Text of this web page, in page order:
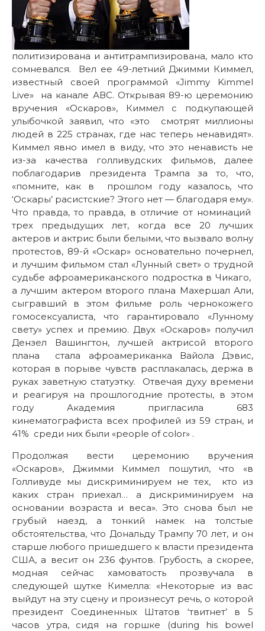
политизирована и антитрампизирована, мало кто
сомневался. Вел ее 49-летний Джимми Киммел,
известный своей программой «Jimmy Kimmel
Live» на канале АВС. Открывая 89-ю церемонию
вручения «Оскаров», Киммел с подкупающей
улыбочкой заявил, что «это смотрят миллионы
людей в 225 странах, где нас теперь ненавидят».
Киммел явно имел в виду, что это ненависть не
из-за качества голливудских фильмов, далее
поблагодарив президента Трампа за то, что,
«помните, как в прошлом году казалось, что
‘Оскары’ расистские? Этого нет — благодаря ему».
Что правда, то правда, в отличие от номинаций
трех предыдущих лет, когда все 20 лучших
актеров и актрис были белыми, что вызвало волну
протестов, 89-й «Оскар» основательно почернел,
и лучшим фильмом стал «Лунный свет» о трудной
судьбе афроамериканского подростка в Чикаго,
а лучшим актером второго плана Махершал Али,
сыгравший в этом фильме роль чернокожего
гомосексуалиста, что гарантировало «Лунному
свету» успех и премию. Двух «Оскаров» получил
Дензел Вашингтон, лучшей актрисой второго
плана стала афроамериканка Вайола Дэвис,
которая в порыве чувств расплакалась, держа в
руках заветную статуэтку. Отвечая духу времени
и реагируя на прошлогодние протесты, в этом
году Академия пригласила 683
кинематографиста всех профилей из 59 стран, и
41% среди них были «people of color» .
Продолжая вести церемонию вручения
«Оскаров», Джимми Киммел пошутил, что «в
Голливуде мы дискриминируем не тех, кто из
каких стран приехал… а дискриминируем на
основании возраста и веса». Это снова был не
грубый наезд, а тонкий намек на толстые
обстоятельства, что Дональду Трампу 70 лет, и он
старше любого пришедшего к власти президента
США, а весит он 236 фунтов. Грубость, а скорее,
модная сейчас хамоватость прозвучала в
следующей шутке Кимелла: «Некоторые из вас
выйдут на эту сцену и произнесут речь, о которой
президент Соединенных Штатов ‘твитнет’ в 5
часов утра, сидя на горшке (during his bowel